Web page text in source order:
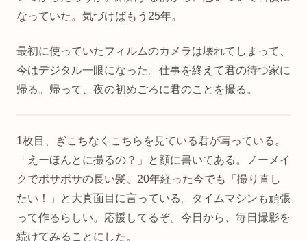
なっていた。気づけばもう25年。
最初に使っていたフィルムのカメラは壊れてしまって、
今はデジタル一眼になった。仕事を終えて君の待つ家に
帰る。帰って、夜の初めごろに君のことを撮る。
1枚目、ぎこちなくこちらを見ている君が写っている。
「えーほんとに撮るの？」と顔に書いてある。ノーメイ
クでボサボサの長い髪、20年経った今でも「撮り直し
たい！」と大真面目に言っている。タイムマシンも頑張
って作るらしい。応援してるぞ。今日から、毎日撮影を
続けてみることにした。